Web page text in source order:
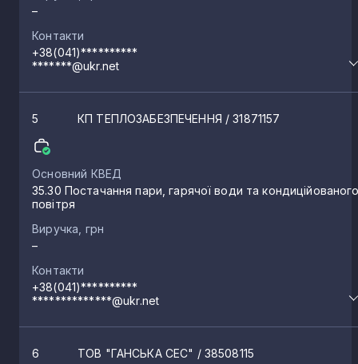
Зарічани
Троянів
Горщик
Гальчин
Швайківка
–
Контакти
+38(041)**********
*******@ukr.net
5 КП ТЕПЛОЗАБЕЗПЕЧЕННЯ / 31871157
Основний КВЕД
35.30 Постачання пари, гарячої води та
повітря
Виручка, грн
–
Контакти
+38(041)**********
**************@ukr.net
6 ТОВ "ГАНСЬКА СЕС" / 38508115